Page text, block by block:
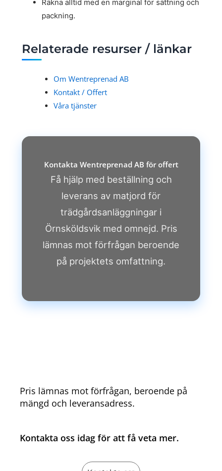
Räkna alltid med en marginal för sättning och
packning.
Relaterade resurser / länkar
Om Wentreprenad AB
Kontakt / Offert
Våra tjänster
Kontakta Wentreprenad AB för offert
Få hjälp med beställning och
leverans av matjord för
trädgårdsanläggningar i
Örnsköldsvik med omnejd. Pris
lämnas mot förfrågan beroende
på projektets omfattning.
Pris lämnas mot förfrågan, beroende på
mängd och leveransadress.
Kontakta oss idag för att få veta mer.